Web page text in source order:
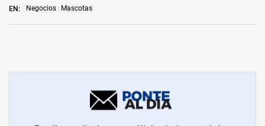
EN: Negocios Mascotas